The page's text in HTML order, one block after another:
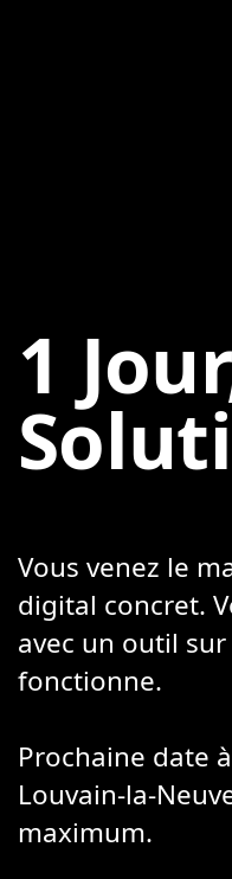
1
Vous venez le
digital concret.
avec un outil
fonctionne.
Prochaine date
Louvain-la-
maximum.